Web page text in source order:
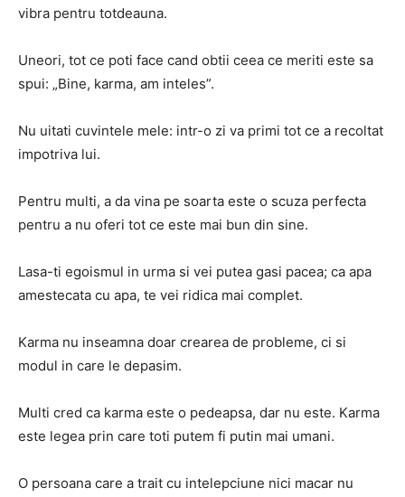
vibra pentru totdeauna.
Uneori, tot ce poti face cand obtii ceea ce meriti este sa
spui: „Bine, karma, am inteles”.
Nu uitati cuvintele mele: intr-o zi va primi tot ce a recoltat
impotriva lui.
Pentru multi, a da vina pe soarta este o scuza perfecta
pentru a nu oferi tot ce este mai bun din sine.
Lasa-ti egoismul in urma si vei putea gasi pacea; ca apa
amestecata cu apa, te vei ridica mai complet.
Karma nu inseamna doar crearea de probleme, ci si
modul in care le depasim.
Multi cred ca karma este o pedeapsa, dar nu este. Karma
este legea prin care toti putem fi putin mai umani.
O persoana care a trait cu intelepciune nici macar nu